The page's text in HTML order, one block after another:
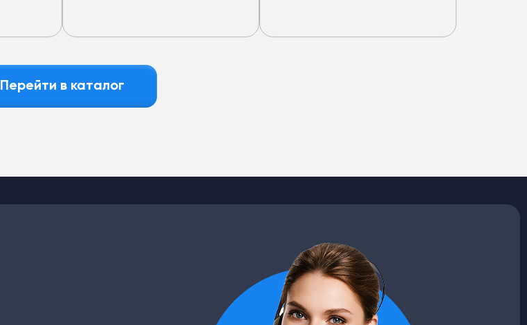
Перейти в каталог